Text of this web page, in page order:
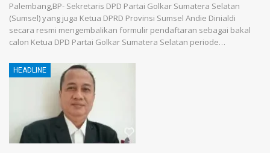
Palembang,BP- Sekretaris DPD Partai Golkar Sumatera Selatan
(Sumsel) yang juga Ketua DPRD Provinsi Sumsel Andie Dinialdi
secara resmi mengembalikan formulir pendaftaran sebagai bakal
calon Ketua DPD Partai Golkar Sumatera Selatan periode…
HEADLINE